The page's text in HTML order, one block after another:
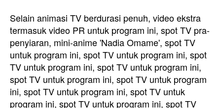
Selain animasi TV berdurasi penuh, video ekstra
termasuk video PR untuk program ini, spot TV pra-
penyiaran, mini-anime 'Nadia Omame', spot TV
untuk program ini, spot TV untuk program ini, spot
TV untuk program ini, spot TV untuk program ini,
spot TV untuk program ini, spot TV untuk program
ini, spot TV untuk program ini, spot TV untuk
program ini, spot TV untuk program ini, spot TV